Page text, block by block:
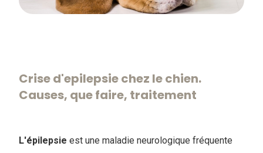
Crise d'epilepsie chez le chien.
Causes, que faire, traitement
L'épilepsie est une maladie neurologique fréquente